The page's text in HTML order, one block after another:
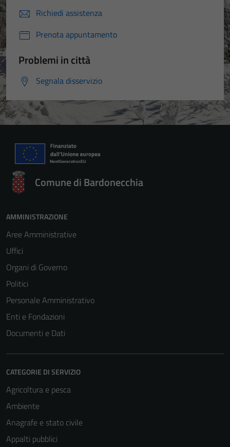
Richiedi assistenza
Prenota appuntamento
Problemi in città
Segnala disservizio
Comune di Bardonecchia
AMMINISTRAZIONE
Aree Amministrative
Uffici
Organi di Governo
Politici
Personale Amministrativo
Enti e Fondazioni
Documenti e Dati
CATEGORIE DI SERVIZIO
Agricoltura e pesca
Ambiente
Anagrafe e stato civile
Appalti pubblici